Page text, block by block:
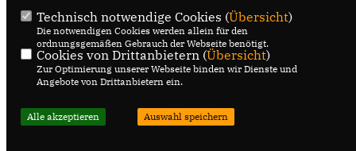
Technisch notwendige Cookies (Übersicht)
Die notwendigen Cookies werden allein für den
ordnungsgemäßen Gebrauch der Webseite benötigt.
Cookies von Drittanbietern (Übersicht)
Zur Optimierung unserer Webseite binden wir Dienste und
Angebote von Drittanbietern ein.
Alle akzeptieren Auswahl speichern